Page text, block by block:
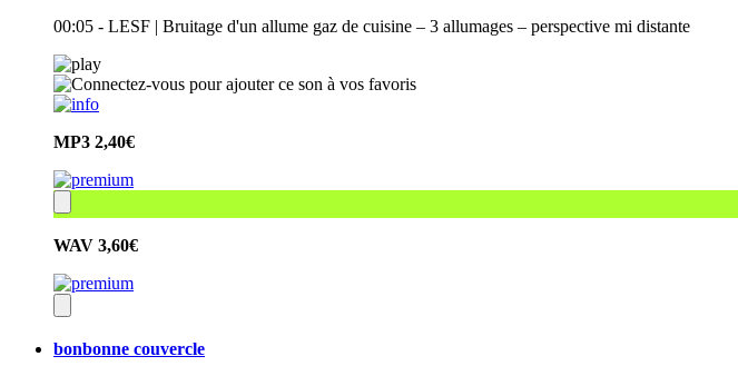
00:05 - LESF | Bruitage d'un allume gaz de cuisine – 3 allumages – perspective mi distante
MP3 2,40€
WAV 3,60€
bonbonne couvercle